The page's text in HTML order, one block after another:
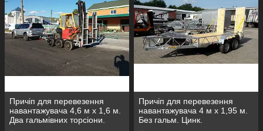
Причіп для перевезення
навантажувача 4,6 м х 1,6 м.
Два гальмівних торсіони.
Причіп для перевезення
навантажувача 4 м х 1,95 м.
Без гальм. Цинк.